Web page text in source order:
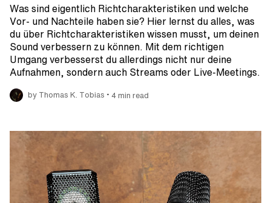
Was sind eigentlich Richtcharakteristiken und welche
Vor- und Nachteile haben sie? Hier lernst du alles, was
du über Richtcharakteristiken wissen musst, um deinen
Sound verbessern zu können. Mit dem richtigen
Umgang verbesserst du allerdings nicht nur deine
Aufnahmen, sondern auch Streams oder Live-Meetings.
by Thomas K. Tobias • 4 min read